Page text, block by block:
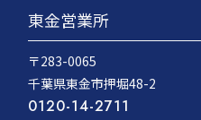
東金営業所
〒283-0065
千葉県東金市押堀48-2
0120-14-2711